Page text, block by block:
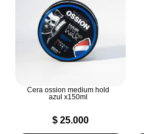
Cera ossion medium hold
azul x150ml
$25.000